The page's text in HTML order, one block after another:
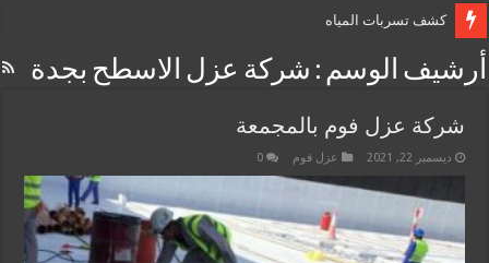
كشف تسربات المياه
أرشيف الوسم : شركة عزل الاسطح بجدة
شركة عزل فوم بالمجمعة
ديسمبر 22, 2021 عزل فوم 0